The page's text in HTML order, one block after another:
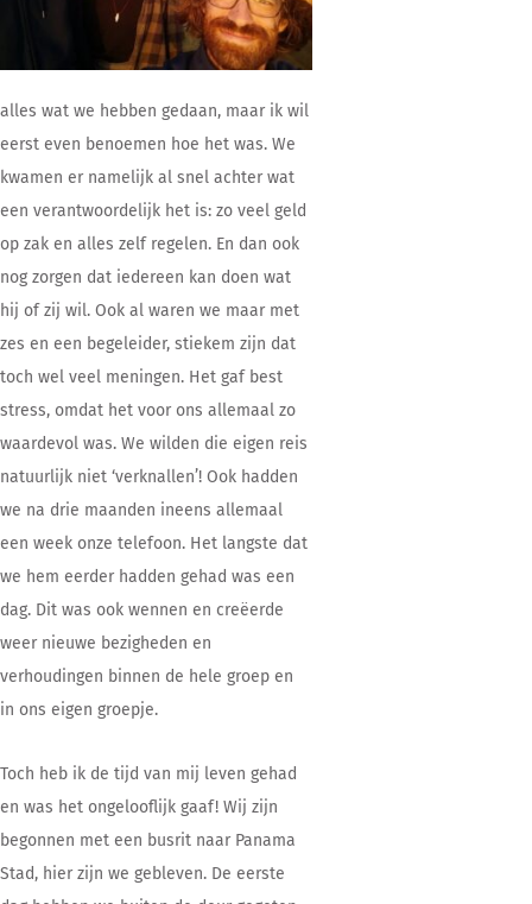
alles wat we hebben gedaan, maar ik wil
eerst even benoemen hoe het was. We
kwamen er namelijk al snel achter wat
een verantwoordelijk het is: zo veel geld
op zak en alles zelf regelen. En dan ook
nog zorgen dat iedereen kan doen wat
hij of zij wil. Ook al waren we maar met
zes en een begeleider, stiekem zijn dat
toch wel veel meningen. Het gaf best
stress, omdat het voor ons allemaal zo
waardevol was. We wilden die eigen reis
natuurlijk niet ‘verknallen’! Ook hadden
we na drie maanden ineens allemaal
een week onze telefoon. Het langste dat
we hem eerder hadden gehad was een
dag. Dit was ook wennen en creëerde
weer nieuwe bezigheden en
verhoudingen binnen de hele groep en
in ons eigen groepje.
Toch heb ik de tijd van mij leven gehad
en was het ongelooflijk gaaf! Wij zijn
begonnen met een busrit naar Panama
Stad, hier zijn we gebleven. De eerste